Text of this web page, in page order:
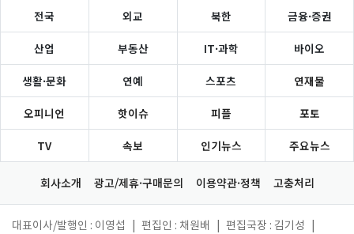
전국 외교 북한 금융·증권
산업 부동산 IT·과학 바이오
생활·문화 연예 스포츠 연재물
오피니언 핫이슈 피플 포토
TV 속보 인기뉴스 주요뉴스
회사소개 광고/제휴·구매문의 이용약관·정책 고충처리
대표이사/발행인 : 이영섭 편집인 : 채원배 편집국장 : 김기성